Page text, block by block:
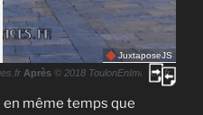
JuxtaposeJS
Après © 2018 ToulonEnImages.fr
en même temps que